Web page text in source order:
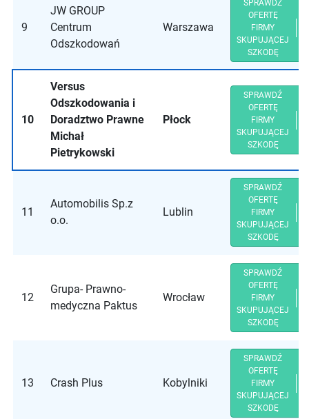
9
JW GROUP
Centrum
Odszkodowań
Warszawa
SPRAWDŹ
OFERTĘ
FIRMY
SKUPUJĄCEJ
SZKODĘ
10
Versus
Odszkodowania i
Doradztwo Prawne
Michał
Pietrykowski
Płock
SPRAWDŹ
OFERTĘ
FIRMY
SKUPUJĄCEJ
SZKODĘ
11
Automobilis Sp.z
o.o.
Lublin
SPRAWDŹ
OFERTĘ
FIRMY
SKUPUJĄCEJ
SZKODĘ
12
Grupa- Prawno-
medyczna Paktus
Wrocław
SPRAWDŹ
OFERTĘ
FIRMY
SKUPUJĄCEJ
SZKODĘ
13 Crash Plus Kobylniki
SPRAWDŹ
OFERTĘ
FIRMY
SKUPUJĄCEJ
SZKODĘ